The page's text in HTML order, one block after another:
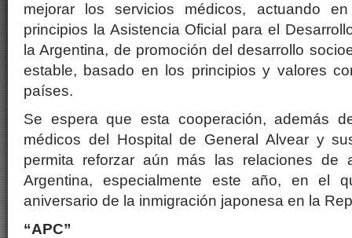
mejorar los servicios médicos, actuando
principios la Asistencia Oficial para el
la Argentina, de promoción del desarrollo
estable, basado en los principios y valores
países.
Se espera que esta cooperación, además
médicos del Hospital de General Alvear y
permita reforzar aún más las relaciones de
Argentina, especialmente este año, en el
aniversario de la inmigración japonesa en la
“APC”